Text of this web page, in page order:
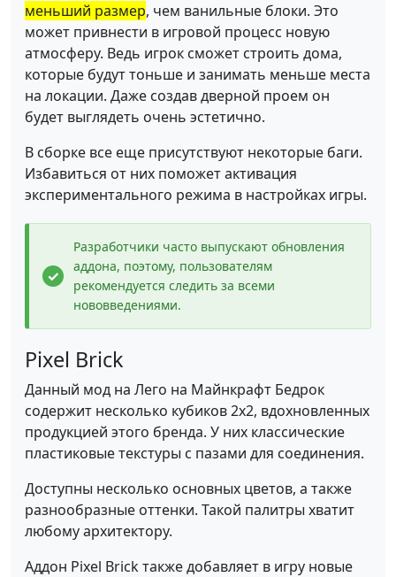
меньший размер, чем ванильные блоки. Это
может привнести в игровой процесс новую
атмосферу. Ведь игрок сможет строить дома,
которые будут тоньше и занимать меньше места
на локации. Даже создав дверной проем он
будет выглядеть очень эстетично.
В сборке все еще присутствуют некоторые баги.
Избавиться от них поможет активация
экспериментального режима в настройках игры.
Разработчики часто выпускают обновления
аддона, поэтому, пользователям
рекомендуется следить за всеми
нововведениями.
Pixel Brick
Данный мод на Лего на Майнкрафт Бедрок
содержит несколько кубиков 2х2, вдохновленных
продукцией этого бренда. У них классические
пластиковые текстуры с пазами для соединения.
Доступны несколько основных цветов, а также
разнообразные оттенки. Такой палитры хватит
любому архитектору.
Аддон Pixel Brick также добавляет в игру новые